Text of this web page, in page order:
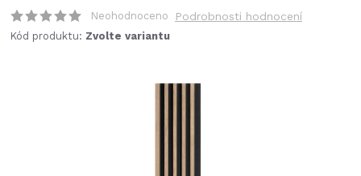
Neohodnoceno Podrobnosti hodnocení
Kód produktu: Zvolte variantu